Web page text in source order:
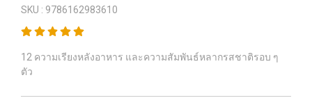
SKU : 9786162983610
12 ความเรียงหลังอาหาร และความสัมพันธ์หลากรสชาติรอบ ๆ
ตัว